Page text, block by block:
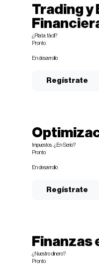
Trading y
¿Plata fácil?
Pronto
En desarrollo
Regístrate
Impuestos. ¿En Serio?
Pronto
En desarrollo
Regístrate
Finanzas
¿Nuestro dinero?
Pronto